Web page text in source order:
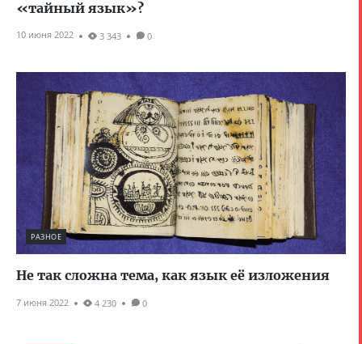
«тайный язык»?
10 июня 2022 3 343 0
РАЗНОЕ
Не так сложна тема, как язык её изложения
7 июня 2022 4 230 0